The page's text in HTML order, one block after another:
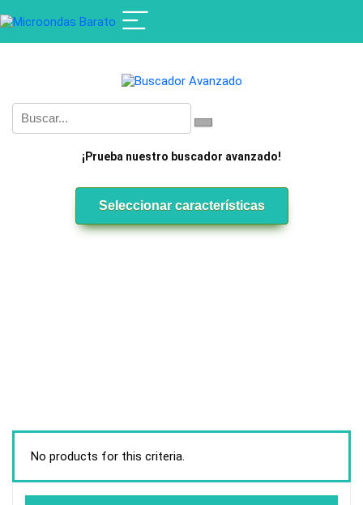
¡Prueba nuestro buscador avanzado!
Seleccionar características
No products for this criteria.